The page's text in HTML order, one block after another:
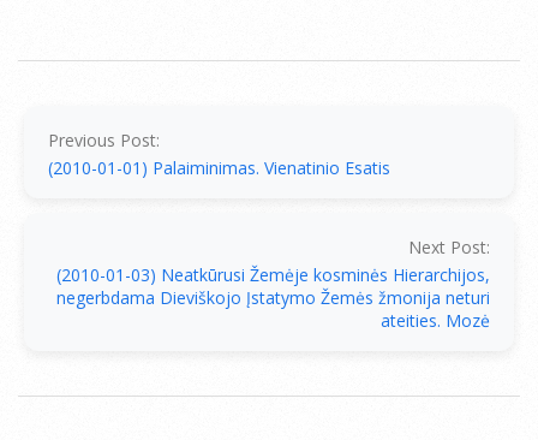
Previous Post:
(2010-01-01) Palaiminimas. Vienatinio Esatis
Next Post:
(2010-01-03) Neatkūrusi Žemėje kosminės Hierarchijos,
negerbdama Dieviškojo Įstatymo Žemės žmonija neturi
ateities. Mozė